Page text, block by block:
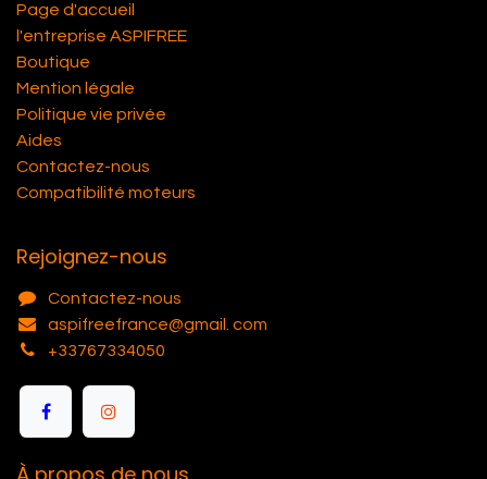
Page d'accueil
l'entreprise ASPIFREE
Boutique
Mention légale
Politique vie privée
Aides
Contactez-nous
Compatibilité moteurs
Rejoignez-nous
Contactez-nous
aspifreefrance@gmail. com
+33767334050